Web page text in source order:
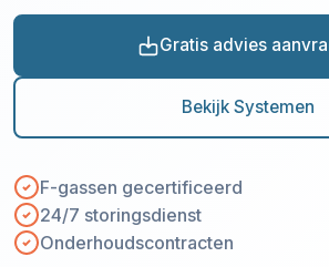
Gratis advies
Bekijk Systemen
F-gassen gecertificeerd
24/7 storingsdienst
Onderhoudscontracten